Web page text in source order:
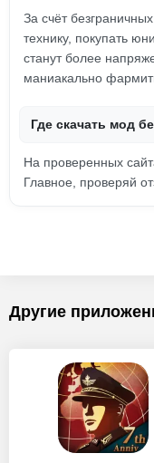
За счёт
технику, покупать
станут более
маниакально
Где скачать мод
На проверенных
Главное, проверяй
Другие